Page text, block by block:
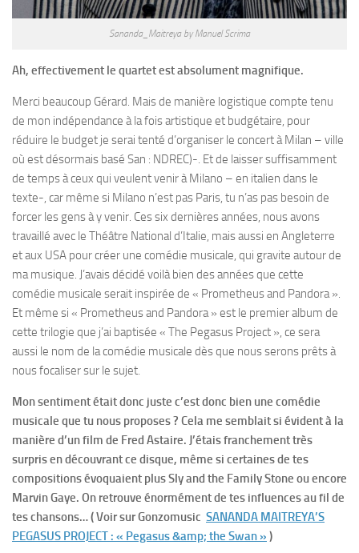
Sananda_Maitreya by Manuel Scrima
Ah, effectivement le quartet est absolument magnifique.
Merci beaucoup Gérard. Mais de manière logistique compte tenu
de mon indépendance à la fois artistique et budgétaire, pour
réduire le budget je serai tenté d’organiser le concert à Milan – ville
où est désormais basé San : NDREC)-. Et de laisser suffisamment
de temps à ceux qui veulent venir à Milano – en italien dans le
texte-, car même si Milano n’est pas Paris, tu n’as pas besoin de
forcer les gens à y venir. Ces six dernières années, nous avons
travaillé avec le Théâtre National d’Italie, mais aussi en Angleterre
et aux USA pour créer une comédie musicale, qui gravite autour de
ma musique. J’avais décidé voilà bien des années que cette
comédie musicale serait inspirée de « Prometheus and Pandora ».
Et même si « Prometheus and Pandora » est le premier album de
cette trilogie que j’ai baptisée « The Pegasus Project », ce sera
aussi le nom de la comédie musicale dès que nous serons prêts à
nous focaliser sur le sujet.
Mon sentiment était donc juste c’est donc bien une comédie
musicale que tu nous proposes ? Cela me semblait si évident à la
manière d’un film de Fred Astaire. J’étais franchement très
surpris en découvrant ce disque, même si certaines de tes
compositions évoquaient plus Sly and the Family Stone ou encore
Marvin Gaye. On retrouve énormément de tes influences au fil de
tes chansons… ( Voir sur Gonzomusic SANANDA MAITREYA’S
PEGASUS PROJECT : « Pegasus &amp; the Swan » )